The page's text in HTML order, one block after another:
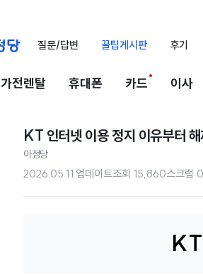
질문/답변 꿀팁게시판 후기
가전렌탈 휴대폰 카드 이사
KT 인터넷 이용 정지 이유부터
아정당
2026.05.11 업데이트조회 15,860스크랩 0
KT